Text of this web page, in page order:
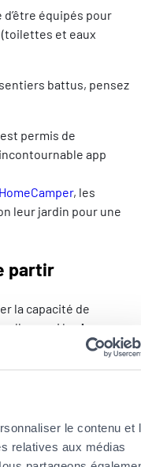
le contenu et
relatives aux médias
d’être équipés pour
et eaux
battus, pensez
permis de
app
HomeCamper, les
leur jardin pour une
partir
la capacité de
aussi la
charge
optionnels
porte-vélo
(huile, liquide de
soyez